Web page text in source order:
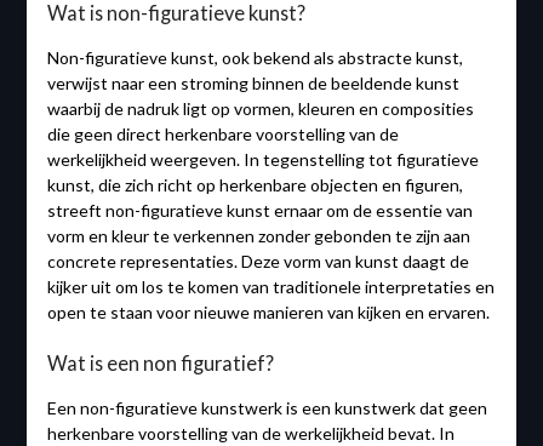
Wat is non-figuratieve kunst?
Non-figuratieve kunst, ook bekend als abstracte kunst,
verwijst naar een stroming binnen de beeldende kunst
waarbij de nadruk ligt op vormen, kleuren en composities
die geen direct herkenbare voorstelling van de
werkelijkheid weergeven. In tegenstelling tot figuratieve
kunst, die zich richt op herkenbare objecten en figuren,
streeft non-figuratieve kunst ernaar om de essentie van
vorm en kleur te verkennen zonder gebonden te zijn aan
concrete representaties. Deze vorm van kunst daagt de
kijker uit om los te komen van traditionele interpretaties en
open te staan voor nieuwe manieren van kijken en ervaren.
Wat is een non figuratief?
Een non-figuratieve kunstwerk is een kunstwerk dat geen
herkenbare voorstelling van de werkelijkheid bevat. In